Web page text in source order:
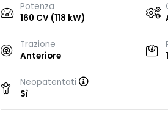
Potenza
160 CV (118 kW)
Trazione
Anteriore
Neopatentati
Sì